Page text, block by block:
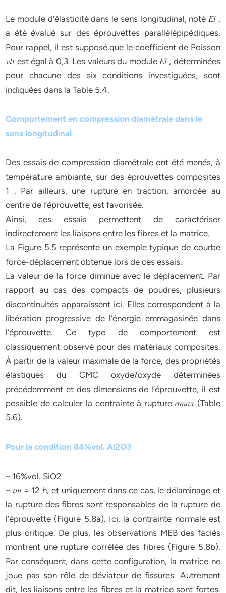
Le module d’élasticité dans le sens longitudinal, noté 𝐸𝑙 ,
a été évalué sur des éprouvettes parallélépipédiques.
Pour rappel, il est supposé que le coefficient de Poisson
𝜈𝑙𝑡 est égal à 0,3. Les valeurs du module 𝐸𝑙 , déterminées
pour chacune des six conditions investiguées, sont
indiquées dans la Table 5.4.
Comportement en compression diamétrale dans le
sens longitudinal
Des essais de compression diamétrale ont été menés, à
température ambiante, sur des éprouvettes composites
1 . Par ailleurs, une rupture en traction, amorcée au
centre de l’éprouvette, est favorisée.
Ainsi, ces essais permettent de caractériser
indirectement les liaisons entre les fibres et la matrice.
La Figure 5.5 représente un exemple typique de courbe
force-déplacement obtenue lors de ces essais.
La valeur de la force diminue avec le déplacement. Par
rapport au cas des compacts de poudres, plusieurs
discontinuités apparaissent ici. Elles correspondent à la
libération progressive de l’énergie emmagasinée dans
l’éprouvette. Ce type de comportement est
classiquement observé pour des matériaux composites.
À partir de la valeur maximale de la force, des propriétés
élastiques du CMC oxyde/oxyde déterminées
précédemment et des dimensions de l’éprouvette, il est
possible de calculer la contrainte à rupture 𝜎𝑚𝑎𝑥 (Table
5.6).
Pour la condition 84%vol. Al2O3
– 16%vol. SiO2
– 𝑡𝑚 = 12 h, et uniquement dans ce cas, le délaminage et
la rupture des fibres sont responsables de la rupture de
l’éprouvette (Figure 5.8a). Ici, la contrainte normale est
plus critique. De plus, les observations MEB des faciès
montrent une rupture corrélée des fibres (Figure 5.8b).
Par conséquent, dans cette configuration, la matrice ne
joue pas son rôle de déviateur de fissures. Autrement
dit, les liaisons entre les fibres et la matrice sont fortes.